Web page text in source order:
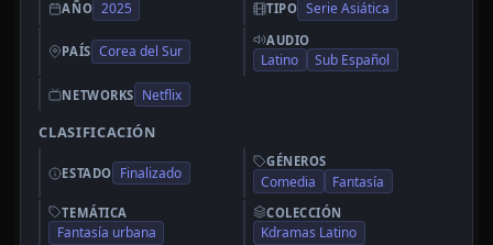
AÑO 2025 TIPO Serie Asiática
PAÍS Corea del Sur
AUDIO
Latino Sub Español
NETWORKS Netflix
CLASIFICACIÓN
ESTADO Finalizado
GÉNEROS
Comedia Fantasía
TEMÁTICA
Fantasía urbana
COLECCIÓN
Kdramas Latino